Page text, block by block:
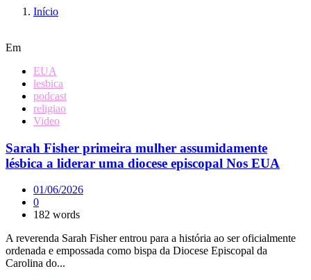
Início
Em
EUA
lesbica
podcast
religiao
Video
Sarah Fisher primeira mulher assumidamente
lésbica a liderar uma diocese episcopal Nos EUA
01/06/2026
0
182 words
A reverenda Sarah Fisher entrou para a história ao ser oficialmente
ordenada e empossada como bispa da Diocese Episcopal da
Carolina do...